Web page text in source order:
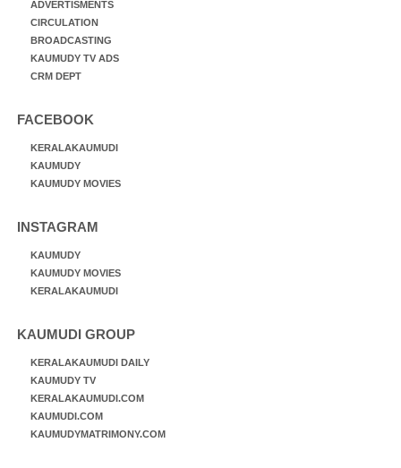
ADVERTISMENTS
CIRCULATION
BROADCASTING
KAUMUDY TV ADS
CRM DEPT
FACEBOOK
KERALAKAUMUDI
KAUMUDY
KAUMUDY MOVIES
INSTAGRAM
KAUMUDY
KAUMUDY MOVIES
KERALAKAUMUDI
KAUMUDI GROUP
KERALAKAUMUDI DAILY
KAUMUDY TV
KERALAKAUMUDI.COM
KAUMUDI.COM
KAUMUDYMATRIMONY.COM